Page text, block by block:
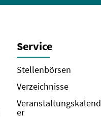
Service
Stellenbörsen
Verzeichnisse
Veranstaltungskalend
er